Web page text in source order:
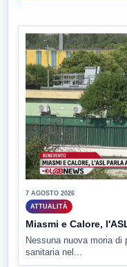
7 AGOSTO 2026
ATTUALITÀ
Miasmi e Calore,
Nessuna nuova moria
sanitaria nel...